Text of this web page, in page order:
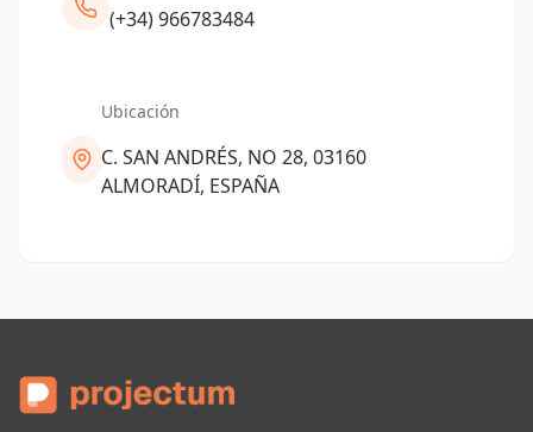
(+34) 966783484
Ubicación
C. SAN ANDRÉS, NO 28, 03160
ALMORADÍ, ESPAÑA